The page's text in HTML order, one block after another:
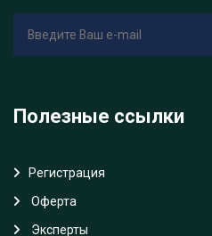
Полезные ссылки
Регистрация
Oферта
Эксперты